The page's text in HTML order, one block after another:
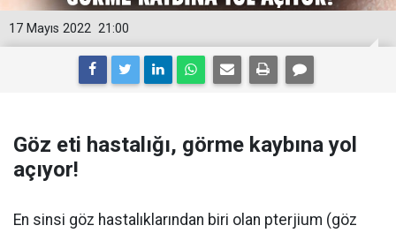
21:00
17 Mayıs 2022
Göz eti hastalığı, görme kaybına yol
açıyor!
En sinsi göz hastalıklarından biri olan pterjium (göz